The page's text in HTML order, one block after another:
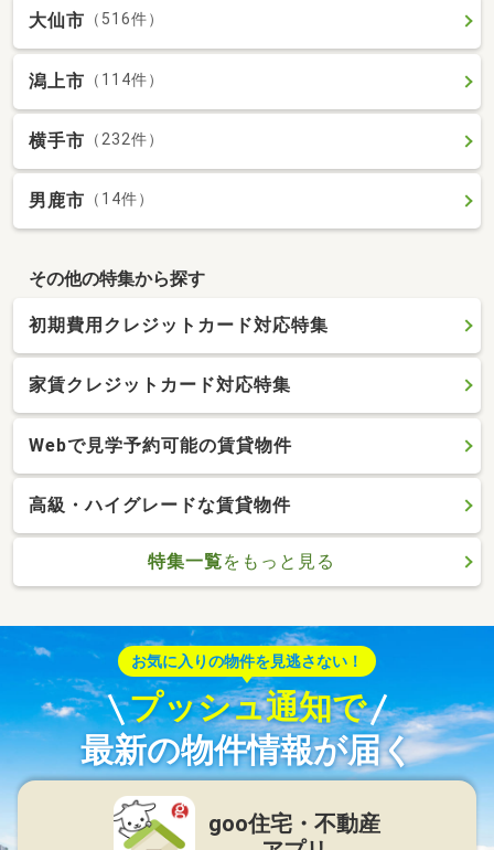
大仙市 （516件）
潟上市 （114件）
横手市 （232件）
男鹿市 （14件）
その他の特集から探す
初期費用クレジットカード対応特集
家賃クレジットカード対応特集
Webで見学予約可能の賃貸物件
高級・ハイグレードな賃貸物件
特集一覧をもっと見る
お気に入りの物件を見逃さない！
プッシュ通知で
最新の物件情報が届く
goo住宅・不動産